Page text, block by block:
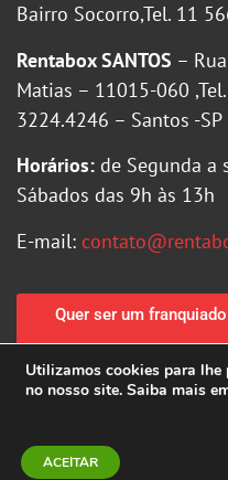
Bairro Socorro,Tel. 11
Rentabox SANTOS –
Matias – 11015-060
3224.4246 – Santos -SP
Horários: de Segunda a
Sábados das 9h às 13h
E-mail:
Quer ser um
Política de Privacidade|Política de
Utilizamos cookies para lhe
no nosso site. Saiba mais
ACEITAR